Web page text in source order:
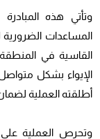
وتأتي هذه
المساعدات الضرورية
القاسية في
الإيواء بشكل
أطلقته العملية
وتحرص العملية